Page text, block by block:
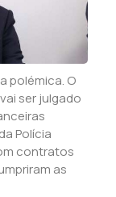
polémica. O
ser julgado
Polícia
contratos
as